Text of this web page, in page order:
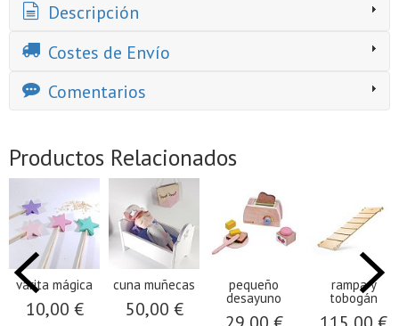
Descripción
Costes de Envío
Comentarios
Productos Relacionados
varita mágica
10,00 €
cuna muñecas
50,00 €
pequeño
desayuno
rampa y
tobogán